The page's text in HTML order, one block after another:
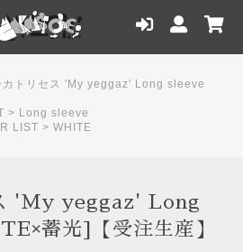
カトリセス 'My yeggaz' Long sleeve
> Long sleeve
LIST > WHITE
'My yeggaz' Long
蓄光]【受注生産】